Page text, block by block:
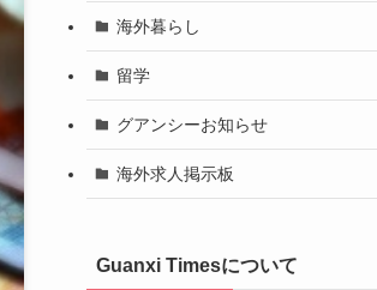
海外暮らし
留学
グアンシーお知らせ
海外求人掲示板
Guanxi Timesについて